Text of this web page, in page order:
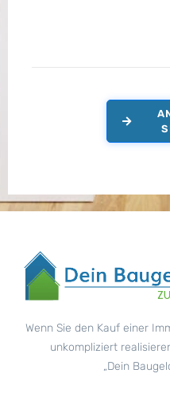
Wenn Sie den Kauf einer
unkompliziert
„Dein